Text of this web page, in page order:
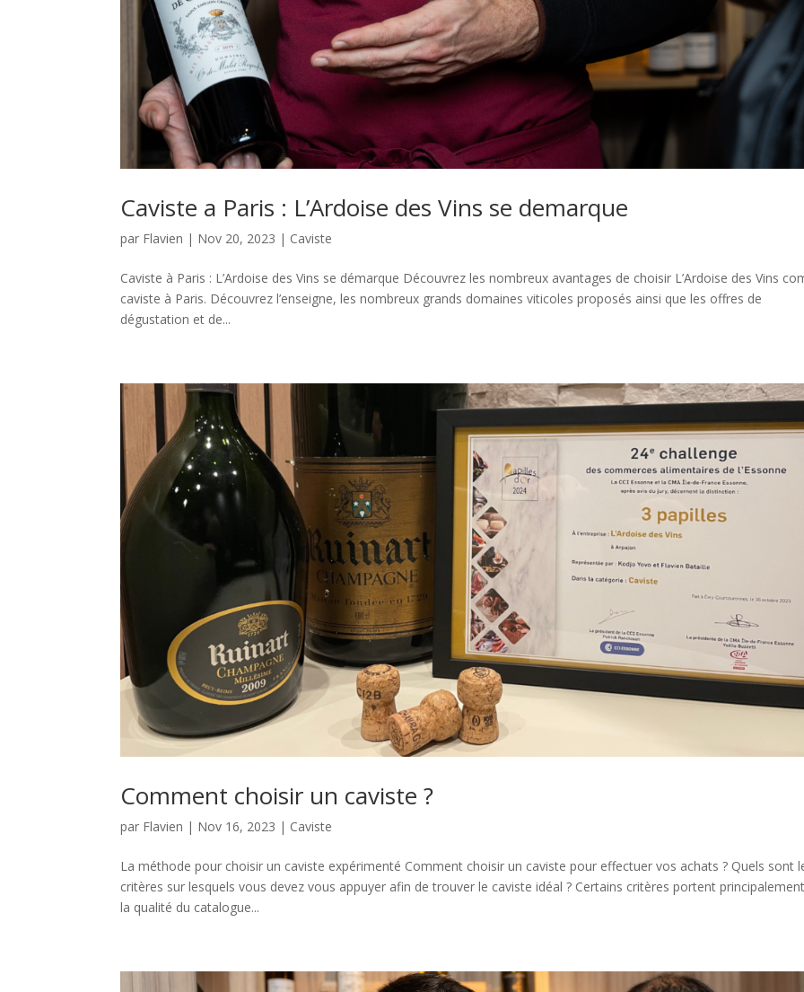
Caviste a Paris : L’Ardoise des Vins se demarque
par Flavien | Nov 20, 2023 | Caviste
Caviste à Paris : L’Ardoise des Vins se démarque Découvrez les nombreux avantages de choisir L’Ardoise des Vins
caviste à Paris. Découvrez l’enseigne, les nombreux grands domaines viticoles proposés ainsi que les offres de
dégustation et de...
Comment choisir un caviste ?
par Flavien | Nov 16, 2023 | Caviste
La méthode pour choisir un caviste expérimenté Comment choisir un caviste pour effectuer vos achats ? Quels sont
critères sur lesquels vous devez vous appuyer afin de trouver le caviste idéal ? Certains critères portent
la qualité du catalogue...